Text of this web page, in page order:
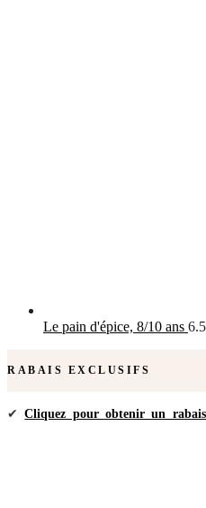
Le pain d'épice, 8/10 ans
RABAIS EXCLUSIFS
✔Cliquez pour obtenir un